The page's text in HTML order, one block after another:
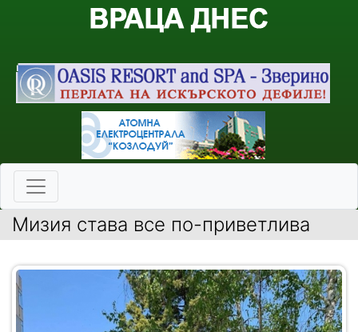
Мизия става все по-приветлива